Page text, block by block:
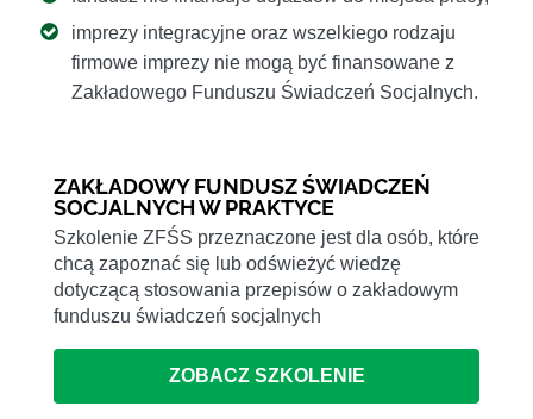
imprezy integracyjne oraz wszelkiego rodzaju
firmowe imprezy nie mogą być finansowane z
Zakładowego Funduszu Świadczeń Socjalnych.
ZAKŁADOWY FUNDUSZ ŚWIADCZEŃ
SOCJALNYCH W PRAKTYCE
Szkolenie ZFŚS przeznaczone jest dla osób, które
chcą zapoznać się lub odświeżyć wiedzę
dotyczącą stosowania przepisów o zakładowym
funduszu świadczeń socjalnych
ZOBACZ SZKOLENIE